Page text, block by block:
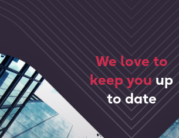
We love to
keep youup
to date